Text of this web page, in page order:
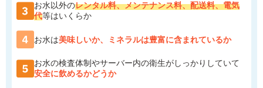
お水以外のレンタル料、メンテナンス料、配送料、電気
代等はいくらか
お水は美味しいか、ミネラルは豊富に含まれているか
お水の検査体制やサーバー内の衛生がしっかりしていて
安全に飲めるかどうか